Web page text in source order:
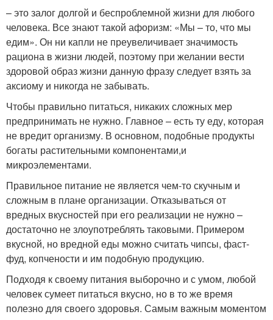
– это залог долгой и беспроблемной жизни для любого
человека. Все знают такой афоризм: «Мы – то, что мы
едим». Он ни капли не преувеличивает значимость
рациона в жизни людей, поэтому при желании вести
здоровой образ жизни данную фразу следует взять за
аксиому и никогда не забывать.
Чтобы правильно питаться, никаких сложных мер
предпринимать не нужно. Главное – есть ту еду, которая
не вредит организму. В основном, подобные продукты
богаты растительными компонентами,и
микроэлементами.
Правильное питание не является чем-то скучным и
сложным в плане организации. Отказываться от
вредных вкусностей при его реализации не нужно –
достаточно не злоупотреблять таковыми. Примером
вкусной, но вредной еды можно считать чипсы, фаст-
фуд, копчености и им подобную продукцию.
Подходя к своему питания выборочно и с умом, любой
человек сумеет питаться вкусно, но в то же время
полезно для своего здоровья. Самым важным моментом